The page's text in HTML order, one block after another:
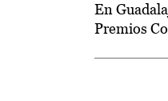
En
Premios